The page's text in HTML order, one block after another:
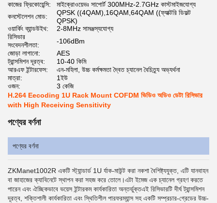
কাজের ফ্রিকোয়েন্সি:
মাইক্রোওয়েভঃ সাপোর্ট 300MHz-2.7GHz কাস্টমাইজযোগ্য
কনস্টেলেশন মোড:
QPSK ((4QAM),16QAM,64QAM ((ফ্যাক্টরি ডিফল্ট
QPSK)
ওয়ার্কিং ব্যান্ডউইথ:
2-8MHz সামঞ্জস্যযোগ্য
রিসিভার
সংবেদনশীলতা:
-106dBm
জোড়া লাগানো:
AES
ট্রান্সমিশন দূরত্ব:
10-40 কিমি
আরএফ ইন্টারফেস:
এন-মহিলা, উচ্চ কর্মক্ষমতা দ্বৈত চ্যানেল বৈচিত্র্য অভ্যর্থনা
মাত্রা:
1ইউ
ওজন:
3 কেজি
H.264 Eecoding 1U Rack Mount COFDM ভিডিও অডিও ডেটা রিসিভার
with High Receiving Sensitivity
পণ্যের বর্ণনা
পণ্যের বর্ণনা
ZKManet1002R একটি স্ট্যান্ডার্ড 1U র্যাক-মাউন্ট করা নকশা বৈশিষ্ট্যযুক্ত, এটি যানবাহন
বা জাহাজের ক্যাবিনেটে স্থাপন করা সহজ করে তোলে।এটা ইমেজ এক চ্যানেল গ্রহণ করতে
পারেন এবং ঐচ্ছিকভাবে ভয়েস ইন্টারকম কার্যকারিতা অন্তর্ভুক্তএই রিসিভারটি দীর্ঘ ট্রান্সমিশন
দূরত্ব, শক্তিশালী কার্যকারিতা এবং স্থিতিশীল পারফরম্যান্স সহ একটি সম্প্রচার-গ্রেডের উচ্চ-